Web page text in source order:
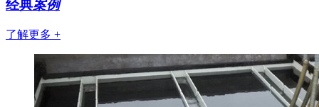
经典案例
了解更多 +